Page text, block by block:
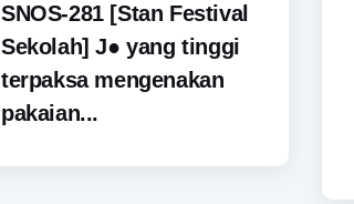
SNOS-281 [Stan Festival
Sekolah] J● yang tinggi
terpaksa mengenakan
pakaian...